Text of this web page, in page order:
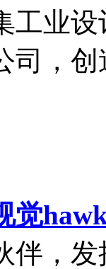
工业
司，
觉
伴，